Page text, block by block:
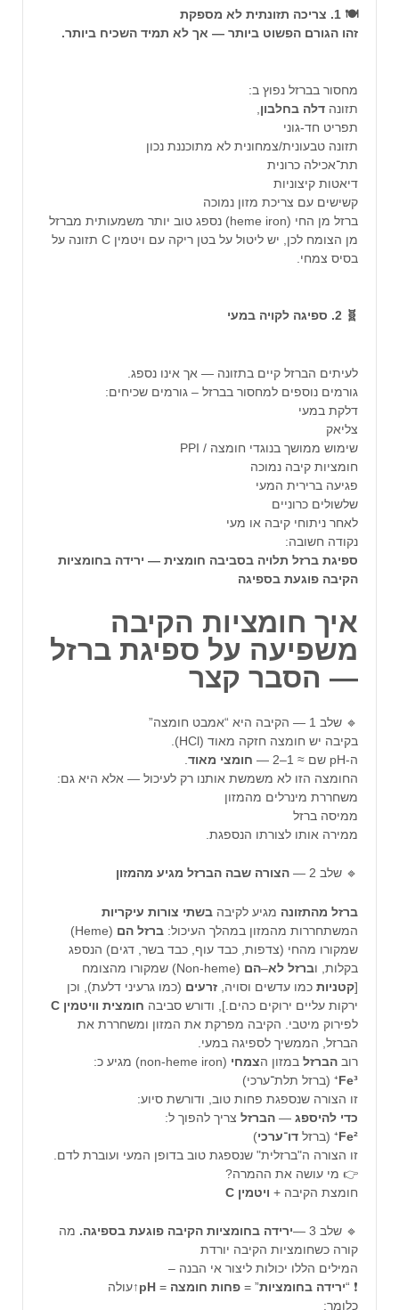
🍽️ 1. צריכה תזונתית לא מספקת
זהו הגורם הפשוט ביותר — אך לא תמיד השכיח ביותר.
מחסור בברזל נפוץ ב:
תזונה דלה בחלבון
תפריט חד-גוני
תזונה טבעונית/צמחונית לא מתוכננת נכון
תת־אכילה כרונית
דיאטות קיצוניות
קשישים עם צריכת מזון נמוכה
ברזל מן החי (heme iron) נספג טוב יותר משמעותית מברזל
מן הצומח לכן, יש ליטול על בטן ריקה עם ויטמין C תזונה על
בסיס צמחי.
🧬 2. ספיגה לקויה במעי
לעיתים הברזל קיים בתזונה — אך אינו נספג.
גורמים נוספים למחסור בברזל – גורמים שכיחים:
דלקת במעי
צליאק
שימוש ממושך בנוגדי חומצה / PPI
חומציות קיבה נמוכה
פגיעה ברירית המעי
שלשולים כרוניים
לאחר ניתוחי קיבה או מעי
נקודה חשובה:
ספיגת ברזל תלויה בסביבה חומצית — ירידה בחומציות
הקיבה פוגעת בספיגה
איך חומציות הקיבה
משפיעה על ספיגת ברזל
— הסבר קצר
🔹 שלב 1 — הקיבה היא “אמבט חומצה”
בקיבה יש חומצה חזקה מאוד (HCl).
ה-pH שם ≈ 1–2 —
חומצי מאוד
החומצה הזו לא משמשת אותנו רק לעיכול — אלא היא גם:
משחררת מינרלים מהמזון
ממיסה ברזל
ממירה אותו לצורתו הנספגת.
🔹 שלב 2 — הצורה שבה הברזל מגיע מהמזון
ברזל מהתזונה מגיע לקיבה בשתי צורות עיקריות
המשתחררות מהמזון במהלך העיכול: ברזל הם
(Heme)
שמקורו מהחי (צדפות, כבד עוף, כבד בשר, דגים) הנספג
בקלות, וברזל לא–הם
(Non-heme) שמקורו מהצומח
[קטניות כמו עדשים וסויה, זרעים (כמו גרעיני דלעת), וכן
ירקות עליים ירוקים כהים.], ודורש סביבה חומצית וויטמין C
לפירוק מיטבי. הקיבה מפרקת את המזון ומשחררת את
הברזל, הממשיך לספיגה במעי.
רוב הברזל במזון הצמחי (non-heme iron) מגיע כ:
Fe³⁺ (ברזל תלת־ערכי)
זו הצורה שנספגת פחות טוב, ודורשת סיוע:
כדי להיספג — הברזל צריך להפוך ל:
Fe²⁺ (ברזל דו־ערכי)
זו הצורה ה"ברזלית" שנספגת טוב בדופן המעי ועוברת לדם.
👉 מי עושה את ההמרה?
חומצת הקיבה + ויטמין C
🔹 שלב 3 — ירידה בחומציות הקיבה פוגעת בספיגה. מה
קורה כשחומציות הקיבה יורדת
המילים הללו יכולות ליצור אי הבנה –
❗ “ירידה בחומציות” = פחות חומצה =
pH↑ עולה
כלומר: